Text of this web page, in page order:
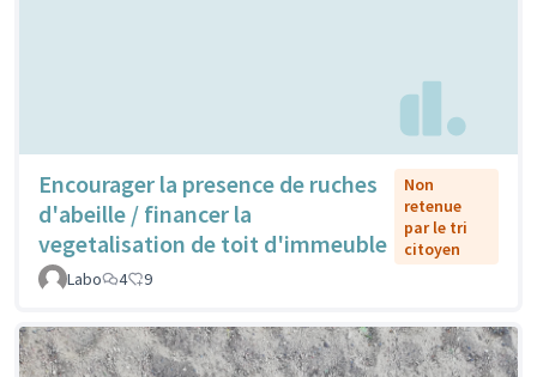
Encourager la presence de ruches
d'abeille / financer la
vegetalisation de toit d'immeuble
Non
retenue
par le tri
citoyen
Labo
4 9